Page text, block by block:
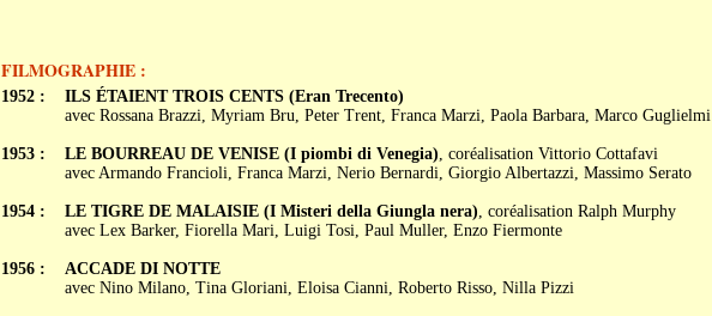
FILMOGRAPHIE :
1952 :
1953 :
1954 :
1956 :
ILS ÉTAIENT TROIS CENTS (Eran Trecento)
avec Rossana Brazzi, Myriam Bru, Peter Trent, Franca Marzi, Paola Barbara, Marco Guglielmi
LE BOURREAU DE VENISE (I piombi di Venegia), coréalisation Vittorio Cottafavi
avec Armando Francioli, Franca Marzi, Nerio Bernardi, Giorgio Albertazzi, Massimo Serato
LE TIGRE DE MALAISIE (I Misteri della Giungla nera), coréalisation Ralph Murphy
avec Lex Barker, Fiorella Mari, Luigi Tosi, Paul Muller, Enzo Fiermonte
ACCADE DI NOTTE
avec Nino Milano, Tina Gloriani, Eloisa Cianni, Roberto Risso, Nilla Pizzi